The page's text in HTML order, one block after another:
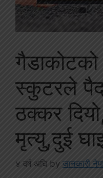
गैडाकोटको
स्कुटरले
ठक्कर
मृत्यु,दुई
४ वर्ष अघि by जानकारी